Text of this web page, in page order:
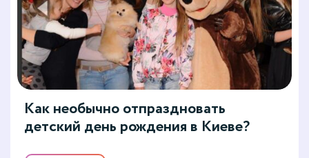
Как необычно отпраздновать
детский день рождения в Киеве?